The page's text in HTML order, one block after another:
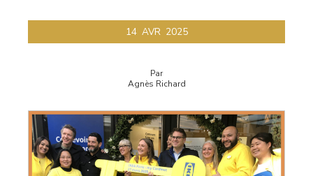
14 AVR 2025
Par
Agnès Richard